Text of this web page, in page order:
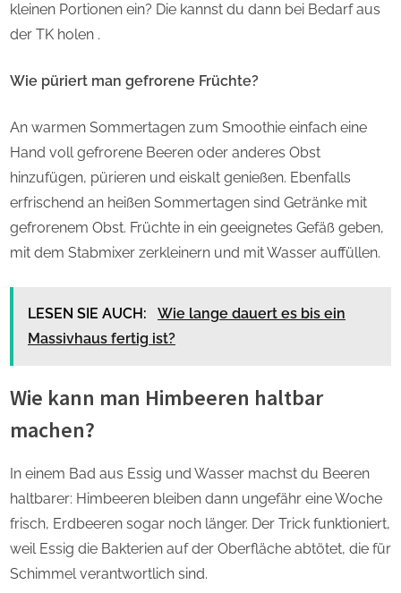
kleinen Portionen ein? Die kannst du dann bei Bedarf aus
der TK holen .
Wie püriert man gefrorene Früchte?
An warmen Sommertagen zum Smoothie einfach eine
Hand voll gefrorene Beeren oder anderes Obst
hinzufügen, pürieren und eiskalt genießen. Ebenfalls
erfrischend an heißen Sommertagen sind Getränke mit
gefrorenem Obst. Früchte in ein geeignetes Gefäß geben,
mit dem Stabmixer zerkleinern und mit Wasser auffüllen.
LESEN SIE AUCH:
Wie lange dauert es bis ein
Massivhaus fertig ist?
Wie kann man Himbeeren haltbar
machen?
In einem Bad aus Essig und Wasser machst du Beeren
haltbarer: Himbeeren bleiben dann ungefähr eine Woche
frisch, Erdbeeren sogar noch länger. Der Trick funktioniert,
weil Essig die Bakterien auf der Oberfläche abtötet, die für
Schimmel verantwortlich sind.